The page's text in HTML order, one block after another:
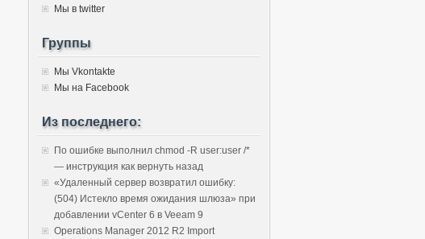
Мы в twitter
Группы
Мы Vkontakte
Мы на Facebook
Из последнего:
По ошибке выполнил chmod -R user:user /*
— инструкция как вернуть назад
«Удаленный сервер возвратил ошибку:
(504) Истекло время ожидания шлюза» при
добавлении vCenter 6 в Veeam 9
Operations Manager 2012 R2 Import